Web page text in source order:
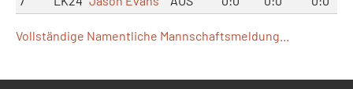
Vollständige Namentliche Mannschaftsmeldung...